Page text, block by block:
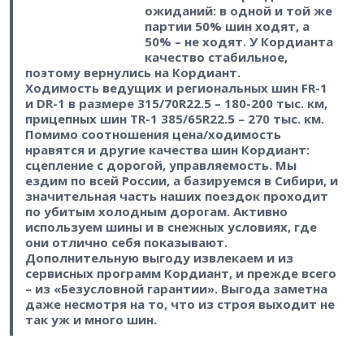
ожиданий: в одной и той же
партии 50% шин ходят, а
50% – не ходят. У Кордианта
качество стабильное,
поэтому вернулись на Кордиант.
Ходимость ведущих и региональных шин FR-1
и DR-1 в размере 315/70R22.5 – 180-200 тыс. км,
прицепных шин TR-1 385/65R22.5 – 270 тыс. км.
Помимо соотношения цена/ходимость
нравятся и другие качества шин Кордиант:
сцепление с дорогой, управляемость. Мы
ездим по всей России, а базируемся в Сибири, и
значительная часть наших поездок проходит
по убитым холодным дорогам. Активно
используем шины и в снежных условиях, где
они отлично себя показывают.
Дополнительную выгоду извлекаем и из
сервисных программ Кордиант, и прежде всего
– из «Безусловной гарантии». Выгода заметна
даже несмотря на то, что из строя выходит не
так уж и много шин.